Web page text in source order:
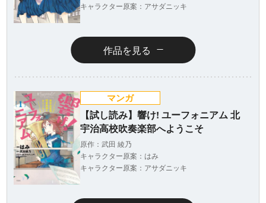
キャラクター原案：アサダニッキ
作品を見る
マンガ
【試し読み】響け! ユーフォニアム 北
宇治高校吹奏楽部へようこそ
原作：武田 綾乃
キャラクター原案：はみ
キャラクター原案：アサダニッキ